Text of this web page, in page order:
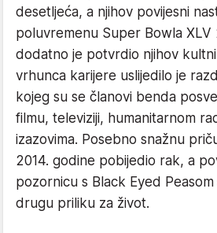
desetljeća, a njihov povijesni
poluvremenu Super Bowla XLV
dodatno je potvrdio njihov
vrhunca karijere uslijedilo je
kojeg su se članovi benda
filmu, televiziji, humanitarnom
izazovima. Posebno snažnu
2014. godine pobijedio rak, a
pozornicu s Black Eyed
drugu priliku za život.